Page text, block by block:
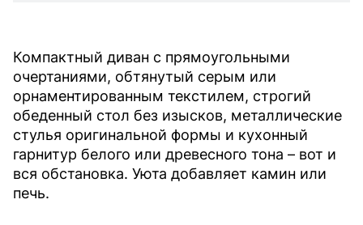
Компактный диван с прямоугольными
очертаниями, обтянутый серым или
орнаментированным текстилем, строгий
обеденный стол без изысков, металлические
стулья оригинальной формы и кухонный
гарнитур белого или древесного тона – вот и
вся обстановка. Уюта добавляет камин или
печь.